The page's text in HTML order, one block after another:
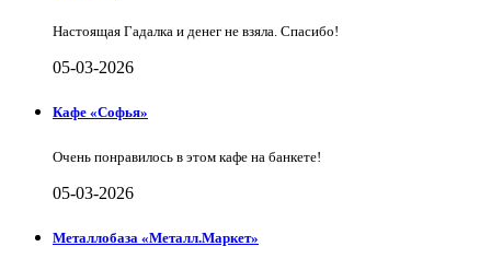
Настоящая Гадалка и денег не взяла. Спасибо!
05-03-2026
Кафе «Софья»
Очень понравилось в этом кафе на банкете!
05-03-2026
Металлобаза «Металл.Маркет»